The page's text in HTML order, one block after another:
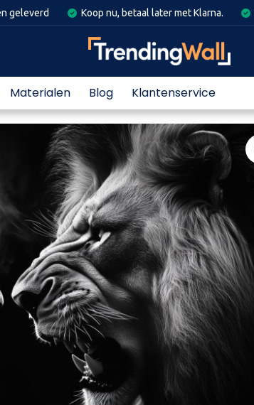
geleverd Koop nu, betaal later met Klarna.
Materialen Blog Klantenservice